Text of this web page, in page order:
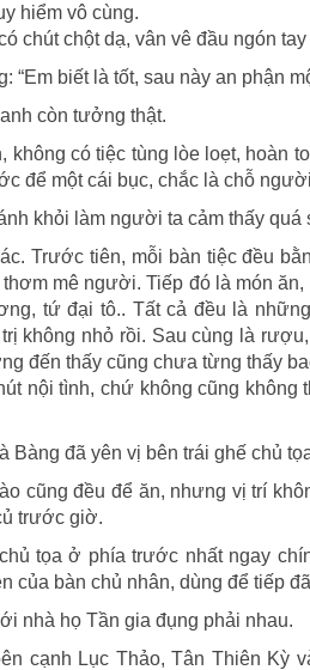
hiểm vô cùng.
chút chột dạ, vân vê đầu ngón
“Em biết là tốt, sau này an phận
còn tưởng thật.
không có tiệc tùng lòe loẹt, hoàn
để một cái bục, chắc là chỗ
khỏi làm người ta cảm thấy quá
Trước tiên, mỗi bàn tiệc đều
mê người. Tiếp đó là món
tứ đại tô.. Tất cả đều là
không nhỏ rồi. Sau cùng là
đến thấy cũng chưa từng thấy
nội tình, chứ không cũng
Bàng đã yên vị bên trái ghế chủ
cũng đều để ăn, nhưng vị trí
trước giờ.
tọa ở phía trước nhất ngay
của bàn chủ nhân, dùng để tiếp
nhà họ Tần gia đụng phải nhau.
cạnh Lục Thảo, Tân Thiên Kỳ